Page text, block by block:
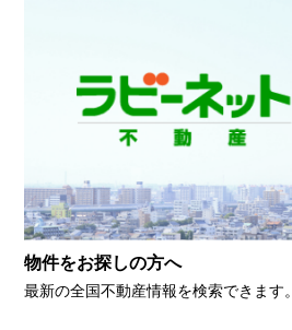
物件をお探しの方へ
最新の全国不動産情報を検索できます。